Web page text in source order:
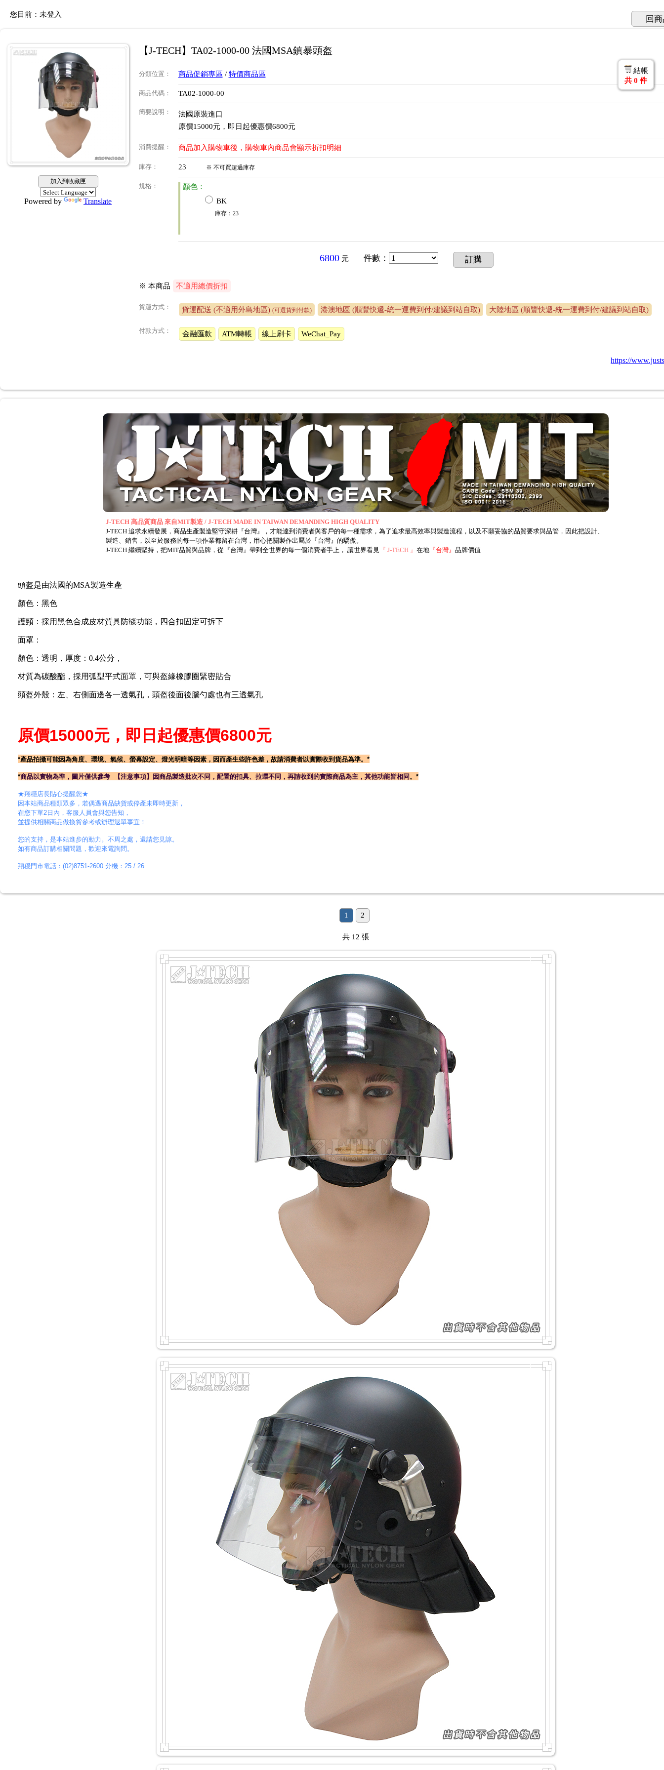
您目前： 未登入 回
加入到收藏匣
Powered by Translate
【J-TECH】TA02-1000-00 法國MSA鎮暴頭盔
分類位置 ： 商品促銷專區 / 特價商品區
商品代碼： TA02-1000-00
簡要說明 ：
法國原裝進口
原價15000元，即日起優惠價6800元
消費提醒 ： 商品加入購物車後，購物車內商品會顯示折扣明細
庫存： 23 ※ 不可買超過庫存
規格 ：
顏色：
BK
庫存： 23
6800 元 件數 ： 訂購
※ 本商品 不適用總價折扣
貨運方式： 貨運配送 (不適用外島地區) (可選貨到付款) 港澳地區 (順豐快遞-統一運費到付/建議到站自取) 大陸地區 (順豐快遞-統一運費到付/建議到站自取)
付款方式： 金融匯款 ATM轉帳 線上刷卡 WeChat_Pay
https://
結帳
共 0 件
J-TECH 高品質商品 來自MIT製造 / J-TECH MADE IN TAIWAN DEMANDING HIGH QUALITY
J-TECH 追求永續發展，商品生產製造堅守深耕『台灣』，才能達到消費者與客戶的每一種需求，為了追求最高效率與製造流程，以及不願妥協的品質要求與品管，因此把設計、
製造、銷售，以至於服務的每一項作業都留在台灣，用心把關製作出屬於『台灣』的驕傲。
J-TECH 繼續堅持，把MIT品質與品牌，從『台灣』帶到全世界的每一個消費者手上， 讓世界看見 『 J-TECH 』 在地 『台灣』 品牌價值
頭盔是由法國的MSA製造生產
顏色：黑色
護頸：採用黑色合成皮材質具防燄功能，四合扣固定可拆下
面罩：
顏色：透明，厚度： 0.4公分，
材質為碳酸酯，採用弧型平式面罩，可與盔緣橡膠圈緊密貼合
頭盔外殼：左、右側面邊各一透氣孔，頭盔後面後腦勺處也有三透氣孔
原價15000元，即日起優惠價6800元
*產品拍攝可能因為角度、環境、氣候、螢幕設定、燈光明暗等因素，因而產生些許色差，故請消費者以實際收到貨品為準。*
*商品以實物為準，圖片僅供參考 【注意事項】 因商品製造批次不同，配置的扣具、拉環不同 ， 再請收到的實際商品為主，其他功能皆相同 。*
★翔穩店長貼心提醒您★
因本站商品種類眾多，若偶遇商品缺貨或停產未即時更新，
在您下單2日內，客服人員會與您告知，
並提供相關商品做換貨參考或辦理退單事宜！
您的支持，是本站進步的動力。不周之處，還請您見諒。
如有商品訂購相關問題，歡迎來電詢問。
翔穩門市電話：(02)8751-2600 分機：25 / 26
1 2
共 12 張